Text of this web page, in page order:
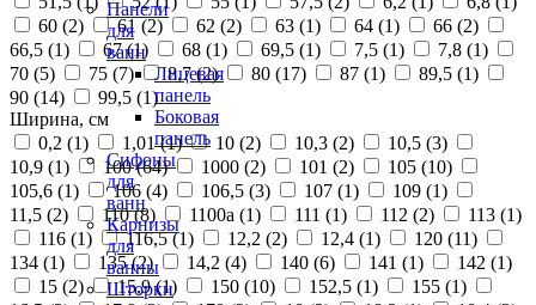
Панели
для
ванн
Лицевая
панель
Боковая
панель
Сифоны
для
ванн
Карнизы
для
ванны
Шторки
60 (2) 61 (2) 62 (2) 63 (1) 64 (1) 66 (2)
66,5 (1) 67 (1) 68 (1) 69,5 (1) 7,5 (1) 7,8 (1)
70 (5) 75 (7) 8,7 (2) 80 (17) 87 (1) 89,5 (1)
90 (14) 99,5 (1)
Ширина, см
0,2 (1) 1,01 (1) 10 (2) 10,3 (2) 10,5 (3)
10,9 (1) 100 (64) 1000 (2) 101 (2) 105 (10)
105,6 (1) 106 (4) 106,5 (3) 107 (1) 109 (1)
11,5 (2) 110 (8) 1100а (1) 111 (1) 112 (2) 113 (1)
116 (1) 116,5 (1) 12,2 (2) 12,4 (1) 120 (11)
134 (1) 135 (2) 14,2 (4) 140 (6) 141 (1) 142 (1)
15 (2) 15,9 (1) 150 (10) 152,5 (1) 155 (1)